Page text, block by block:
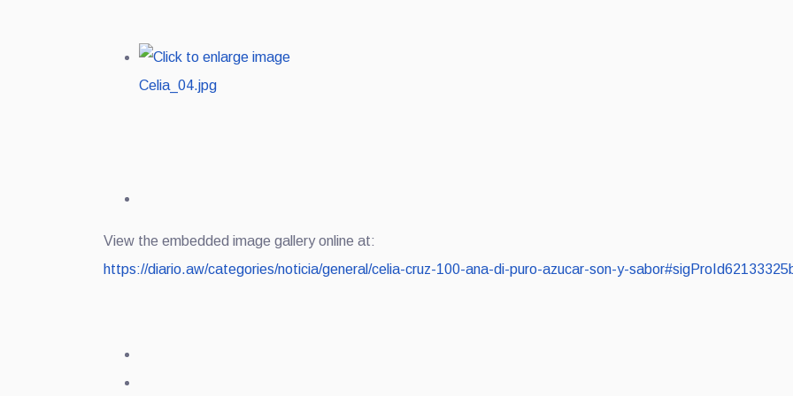
View the embedded image gallery online at:
https://diario.aw/categories/noticia/general/celia-cruz-100-ana-di-puro-azucar-son-y-